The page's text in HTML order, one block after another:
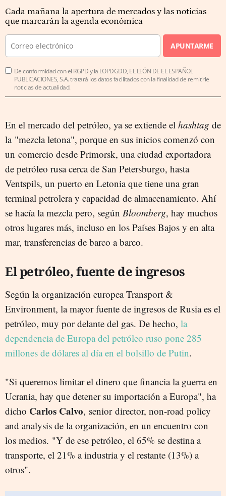
Cada mañana la apertura de mercados y las noticias
que marcarán la agenda económica
APUNTARME
De conformidad con el RGPD y la LOPDGDD, EL LEÓN DE EL ESPAÑOL
PUBLICACIONES, S.A. tratará los datos facilitados con la finalidad de remitirle
noticias de actualidad.
En el mercado del petróleo, ya se extiende el hashtag de
la "mezcla letona", porque en sus inicios comenzó con
un comercio desde Primorsk, una ciudad exportadora
de petróleo rusa cerca de San Petersburgo, hasta
Ventspils, un puerto en Letonia que tiene una gran
terminal petrolera y capacidad de almacenamiento. Ahí
se hacía la mezcla pero, según Bloomberg, hay muchos
otros lugares más, incluso en los Países Bajos y en alta
mar, transferencias de barco a barco.
El petróleo, fuente de ingresos
Según la organización europea Transport &
Environment, la mayor fuente de ingresos de Rusia es el
petróleo, muy por delante del gas. De hecho, la
dependencia de Europa del petróleo ruso pone 285
millones de dólares al día en el bolsillo de Putin.
"Si queremos limitar el dinero que financia la guerra en
Ucrania, hay que detener su importación a Europa", ha
dicho Carlos Calvo, senior director, non-road policy
and analysis de la organización, en un encuentro con
los medios. "Y de ese petróleo, el 65% se destina a
transporte, el 21% a industria y el restante (13%) a
otros".